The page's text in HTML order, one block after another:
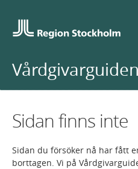
Vårdgivarguiden
Sidan finns inte
Sidan du försöker nå har fått
borttagen. Vi på